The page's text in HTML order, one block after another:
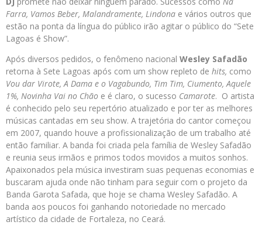
Farra, Vamos Beber, Malandramente, Lindona e vários outros que
estão na ponta da língua do público irão agitar o público do “Sete
Lagoas é Show”.
Após diversos pedidos, o fenômeno nacional Wesley Safadão
retorna à Sete Lagoas após com um show repleto de hits, como
Vou dar Virote, A Dama e o Vagabundo, Tim Tim, Ciumento, Aquele
1%, Novinha Vai no Chão e é claro, o sucesso Camarote. O artista
é conhecido pelo seu repertório atualizado e por ter as melhores
músicas cantadas em seu show. A trajetória do cantor começou
em 2007, quando houve a profissionalização de um trabalho até
então familiar. A banda foi criada pela família de Wesley Safadão
e reunia seus irmãos e primos todos movidos a muitos sonhos.
Apaixonados pela música investiram suas pequenas economias e
buscaram ajuda onde não tinham para seguir com o projeto da
Banda Garota Safada, que hoje se chama Wesley Safadão. A
banda aos poucos foi ganhando notoriedade no mercado
artístico da cidade de Fortaleza, no Ceará.